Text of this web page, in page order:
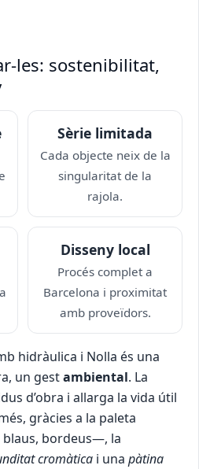
les: sostenibilitat,
Sèrie limitada
Cada objecte neix de la
singularitat de la
rajola.
Disseny local
Procés complet a
Barcelona i proximitat
amb proveïdors.
hidràulica i Nolla és una
un gestambiental. La
d’obra i allarga la vida útil
gràcies a la paleta
bordeus—, la
cromàtica i una pàtina